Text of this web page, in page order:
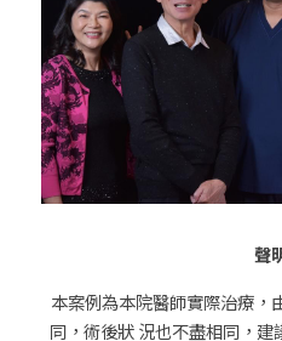
聲
本案例為本院醫師實際治療，
同，術後狀 況也不盡相同，